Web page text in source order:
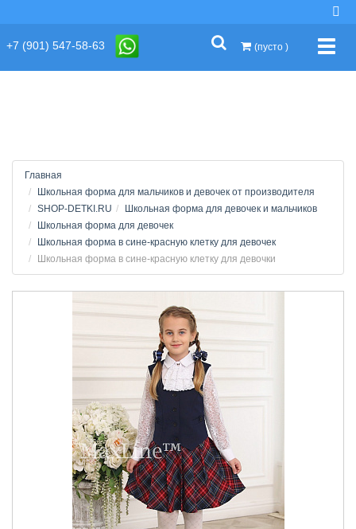
+7 (901) 547-58-63 (пусто )
Главная
Школьная форма для мальчиков и девочек от производителя
SHOP-DETKI.RU
Школьная форма для девочек и мальчиков
Школьная форма для девочек
Школьная форма в сине-красную клетку для девочек
Школьная форма в сине-красную клетку для девочки